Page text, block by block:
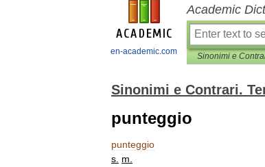
en-academic.com
Academic
Sinonimi e Contrari.
punteggio
punteggio
s m